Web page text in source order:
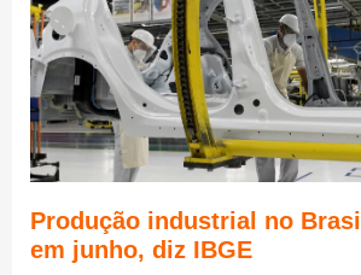
Produção industrial no
em junho, diz IBGE